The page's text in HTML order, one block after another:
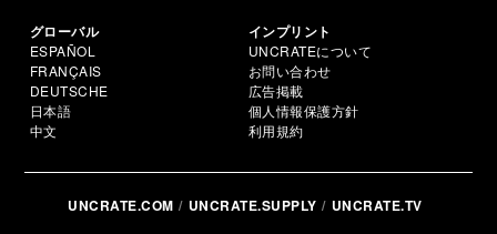
グローバル
ESPAÑOL
FRANÇAIS
DEUTSCHE
日本語
中文
インプリント
UNCRATEについて
お問い合わせ
広告掲載
個人情報保護方針
利用規約
UNCRATE.COM UNCRATE.SUPPLY UNCRATE.TV